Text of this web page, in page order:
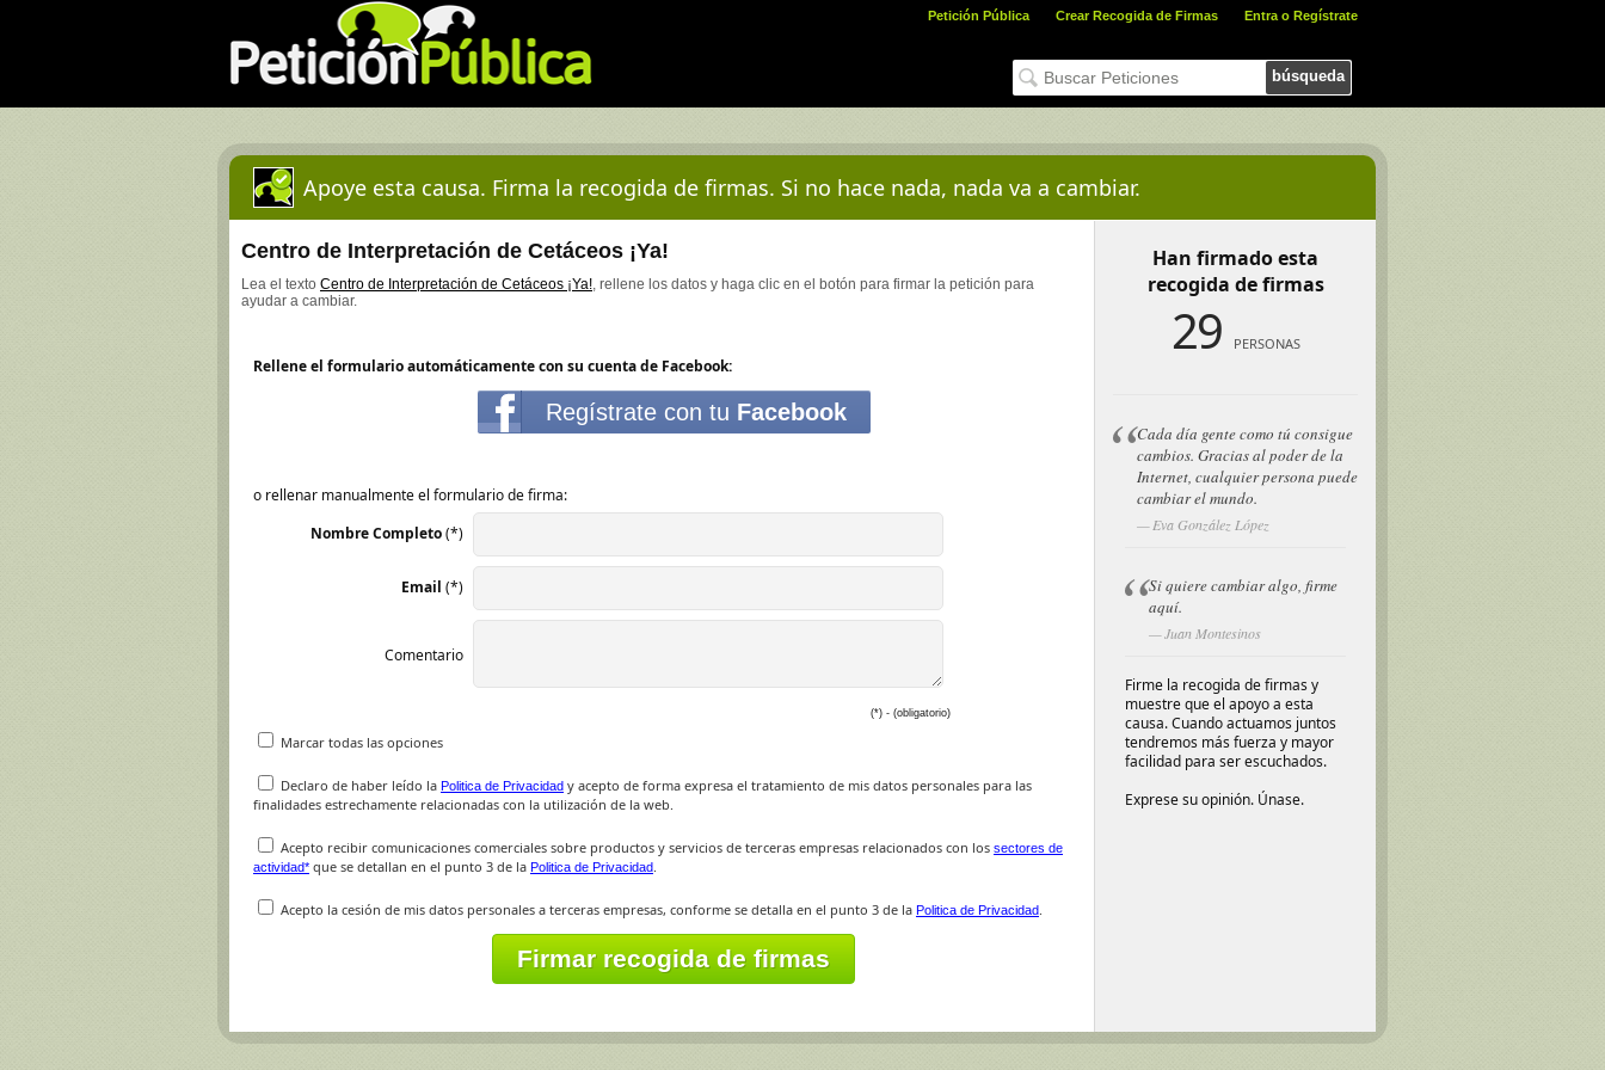
Petición Pública Crear Recogida de Firmas Entra o Regístrate
búsqueda
Apoye esta causa. Firma la recogida de firmas. Si no hace nada, nada va a cambiar.
Centro de Interpretación de Cetáceos ¡Ya!
Lea el texto Centro de Interpretación de Cetáceos ¡Ya!, rellene los datos y haga clic en el botón para firmar la petición para
ayudar a cambiar.
Rellene el formulario automáticamente con su cuenta de Facebook:
Regístrate con tu Facebook
o rellenar manualmente el formulario de firma:
Nombre Completo(*)
Email (*)
Comentario
(*) - (obligatorio)
Marcar todas las opciones
Declaro de haber leído la Politica de Privacidad y acepto de forma expresa el tratamiento de mis datos personales para las
finalidades estrechamente relacionadas con la utilización de la web.
Acepto recibir comunicaciones comerciales sobre productos y servicios de terceras empresas relacionados con los sectores de
actividad* que se detallan en el punto 3 de la Politica de Privacidad
Acepto la cesión de mis datos personales a terceras empresas, conforme se detalla en el punto 3 de la Politica de Privacidad
Han firmado esta
recogida de firmas
29 PERSONAS
Cada día gente como tú consigue
cambios. Gracias al poder de la
Internet, cualquier persona puede
cambiar el mundo.
Eva González López
Si quiere cambiar algo, firme
aquí.
Juan Montesinos
Firme la recogida de firmas y
muestre que el apoyo a esta
causa. Cuando actuamos juntos
tendremos más fuerza y mayor
facilidad para ser escuchados.
Exprese su opinión. Únase.